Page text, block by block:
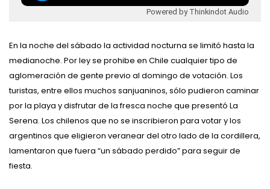
Powered by Thinkindot Audio
En la noche del sábado la actividad nocturna se limitó hasta la
medianoche. Por ley se prohibe en Chile cualquier tipo de
aglomeración de gente previo al domingo de votación. Los
turistas, entre ellos muchos sanjuaninos, sólo pudieron caminar
por la playa y disfrutar de la fresca noche que presentó La
Serena. Los chilenos que no se inscribieron para votar y los
argentinos que eligieron veranear del otro lado de la cordillera,
lamentaron que fuera “un sábado perdido” para seguir de
fiesta.